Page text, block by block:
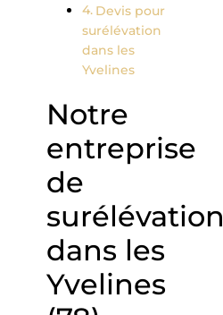
Devis pour
surélévation
dans les
Yvelines
Notre
entreprise
de
surélévation
dans les
Yvelines